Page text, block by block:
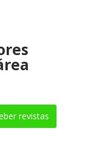
revistas